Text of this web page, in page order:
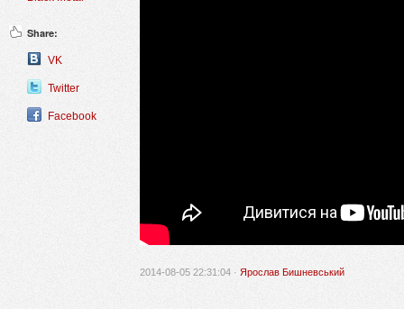
Share:
VK
Twitter
Facebook
2014-08-05 22:31:04 · Ярослав Бишневський